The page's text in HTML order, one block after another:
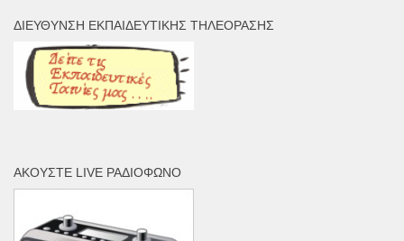
ΔΙΕΎΘΥΝΣΗ ΕΚΠΑΙΔΕΥΤΙΚΉΣ ΤΗΛΕΌΡΑΣΗΣ
ΑΚΟΎΣΤΕ LIVE ΡΑΔΙΌΦΩΝΟ